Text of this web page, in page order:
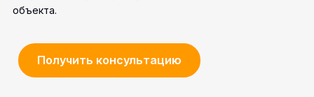
объекта.
Получить консультацию